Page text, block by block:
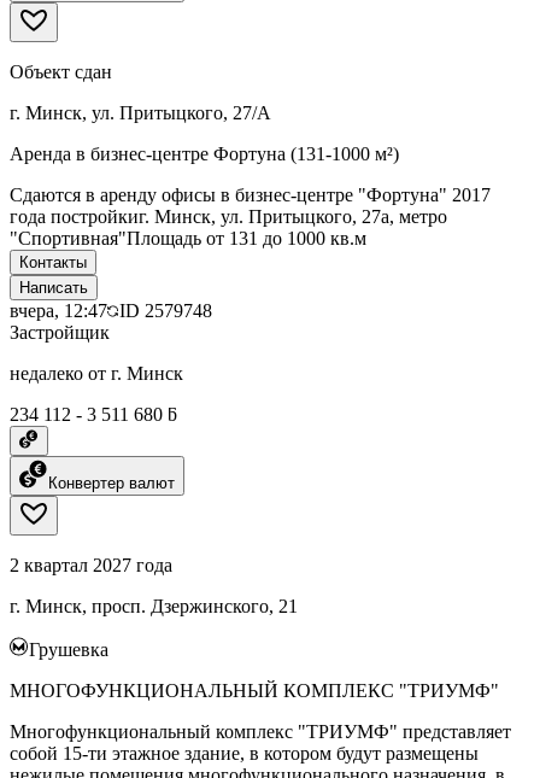
Объект сдан
г. Минск, ул. Притыцкого, 27/А
Аренда в бизнес-центре Фортуна (131-1000 м²)
Сдаются в аренду офисы в бизнес-центре "Фортуна" 2017
года постройкиг. Минск, ул. Притыцкого, 27а, метро
"Спортивная"Площадь от 131 до 1000 кв.м
Контакты
Написать
вчера, 12:47 ID 2579748
Застройщик
недалеко от г. Минск
234 112 - 3 511 680 ƃ
Конвертер валют
2 квартал 2027 года
г. Минск, просп. Дзержинского, 21
Грушевка
МНОГОФУНКЦИОНАЛЬНЫЙ КОМПЛЕКС "ТРИУМФ"
Многофункциональный комплекс "ТРИУМФ" представляет
собой 15-ти этажное здание, в котором будут размещены